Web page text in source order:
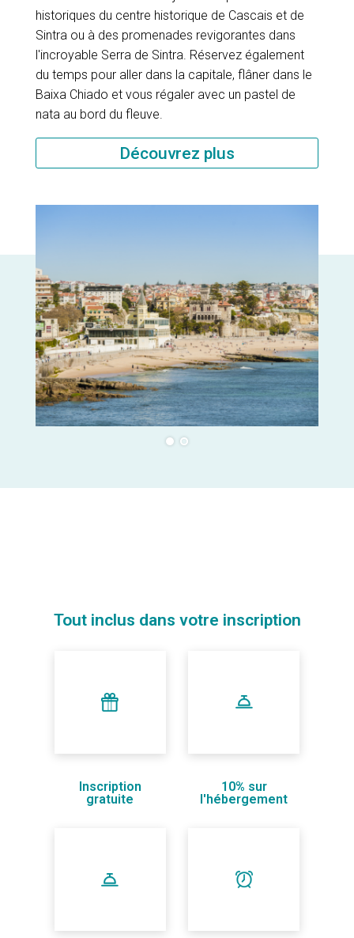
historiques du centre historique de Cascais et de
Sintra ou à des promenades revigorantes dans
l'incroyable Serra de Sintra. Réservez également
du temps pour aller dans la capitale, flâner dans le
Baixa Chiado et vous régaler avec un pastel de
nata au bord du fleuve.
Découvrez plus
Tout inclus dans votre inscription
Inscription
gratuite
10% sur
l'hébergement